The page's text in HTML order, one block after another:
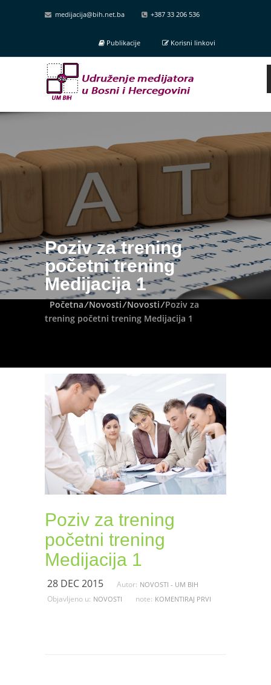
medijacija@bih.net.ba +387 33 206 536
Korisni linkovi
Publikacije
Poziv za trening
početni trening
Medijacija 1
Početna/Novosti/Novosti/Poziv za
trening početni trening Medijacija 1
Poziv za trening
početni trening
Medijacija 1
28 DEC 2015 Autor: NOVOSTI - UM BIH
Objavljeno u: NOVOSTI note: KOMENTIRAJ PRVI